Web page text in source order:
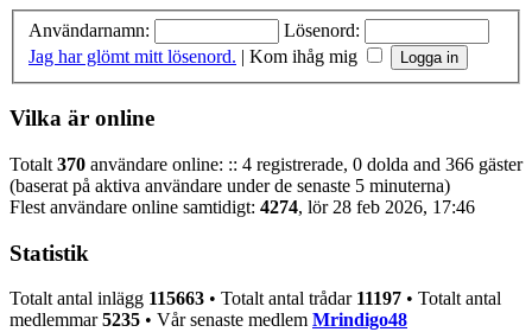
Användarnamn:
Lösenord:
Jag har glömt mitt lösenord. | Kom ihåg mig
Vilka är online
Totalt 370 användare online: :: 4 registrerade, 0 dolda and 366 gäster
(baserat på aktiva användare under de senaste 5 minuterna)
Flest användare online samtidigt: 4274, lör 28 feb 2026, 17:46
Statistik
Totalt antal inlägg 115663 • Totalt antal trådar 11197 • Totalt antal
medlemmar5235 • Vår senaste medlem Mrindigo48